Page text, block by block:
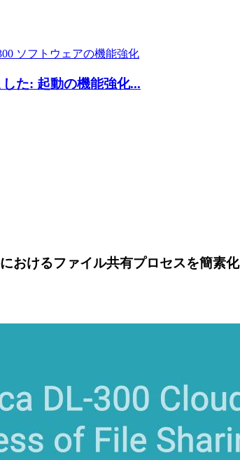
た: 起動の機能強化...
おけるファイル共有プロセスを簡素化